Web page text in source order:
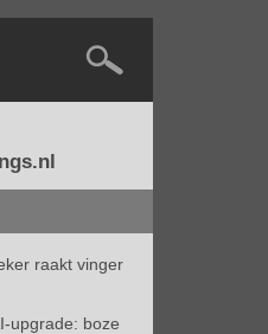
raakt vinger
upgrade: boze